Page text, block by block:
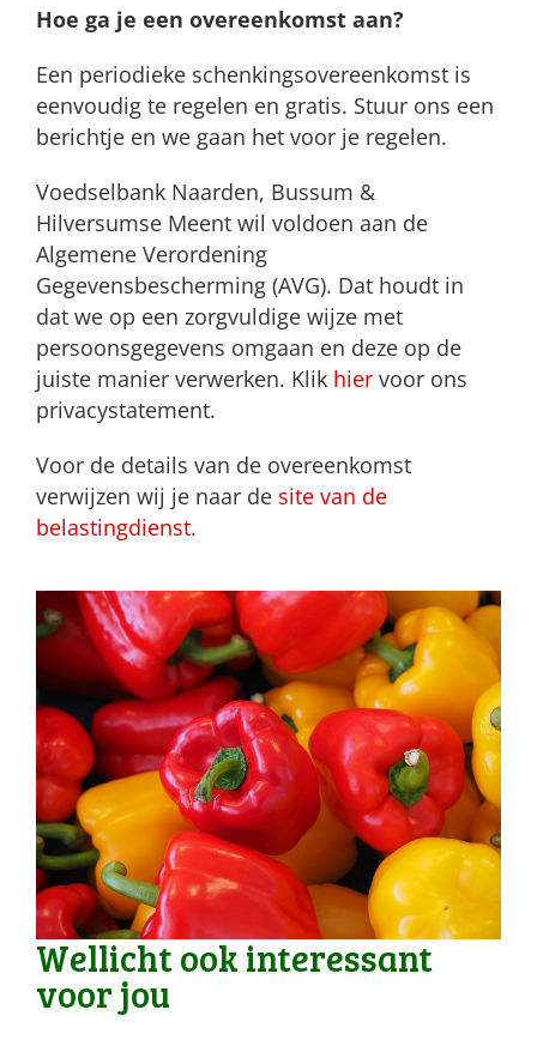
Hoe ga je een overeenkomst aan?
Een periodieke schenkingsovereenkomst is
eenvoudig te regelen en gratis. Stuur ons een
berichtje en we gaan het voor je regelen.
Voedselbank Naarden, Bussum &
Hilversumse Meent wil voldoen aan de
Algemene Verordening
Gegevensbescherming (AVG). Dat houdt in
dat we op een zorgvuldige wijze met
persoonsgegevens omgaan en deze op de
juiste manier verwerken. Klik hier voor ons
privacystatement.
Voor de details van de overeenkomst
verwijzen wij je naar de site van de
belastingdienst.
Wellicht ook interessant
voor jou